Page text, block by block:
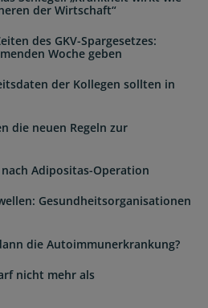
der Wirtschaft“
des GKV-Spargesetzes:
Woche geben
der Kollegen sollten in
die neuen Regeln zur
Adipositas-Operation
Gesundheitsorganisationen
die Autoimmunerkrankung?
nicht mehr als